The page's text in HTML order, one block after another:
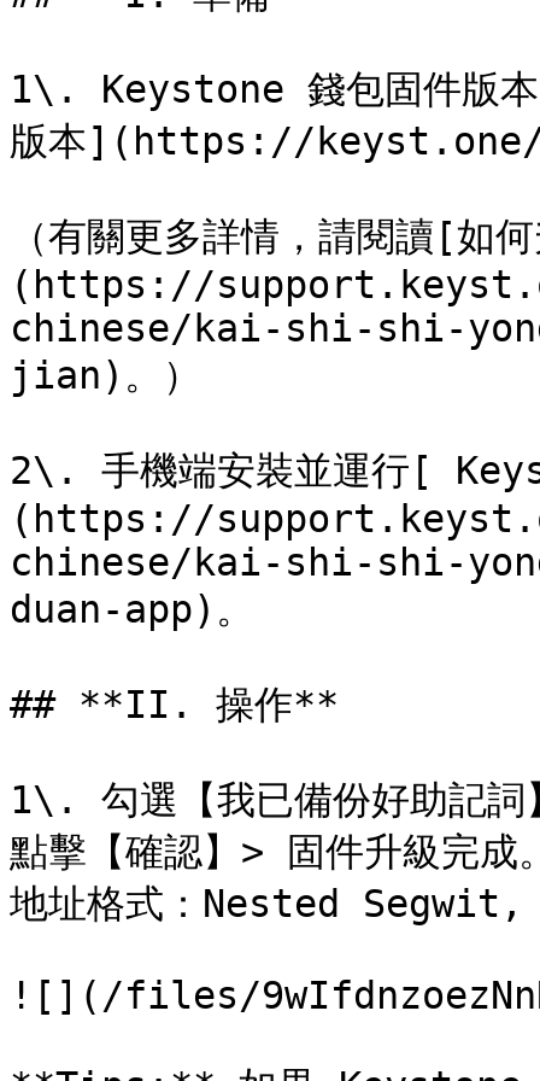
1\. Keystone 錢包固件版
版本](https://
（有關更多詳情，請閱讀[如
(https://
chinese/kai-shi-shi-
jian)。）
2\. 手機端安裝並運行[
(https://
chinese/kai-shi-shi-
duan-app)。
## **II. 操作**
1\. 勾選【我已備份好助記詞
點擊【確認】> 固件升級完成
地址格式：Nested
![](/files/